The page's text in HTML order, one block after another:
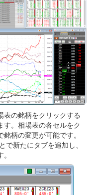
の銘柄をクリックする
す。相場表の各セルをク
柄の変更が可能です。
新たにタブを追加し、